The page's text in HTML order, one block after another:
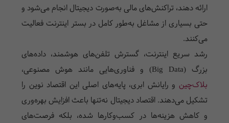
ارائه دهند، تراکنش‌های مالی به‌صورت دیجیتال انجام می‌شود و
حتی بسیاری از مشاغل به‌طور کامل در بستر اینترنت فعالیت
می‌کنند.
رشد سریع اینترنت، گسترش تلفن‌های هوشمند، داده‌های
بزرگ (Big Data) و فناوری‌هایی مانند هوش مصنوعی،
بلاک‌چین و رایانش ابری، پایه‌های اصلی این اقتصاد نوین را
تشکیل می‌دهند. اقتصاد دیجیتال نه‌تنها باعث افزایش بهره‌وری
و کاهش هزینه‌ها در کسب‌وکارها شده، بلکه فرصت‌های